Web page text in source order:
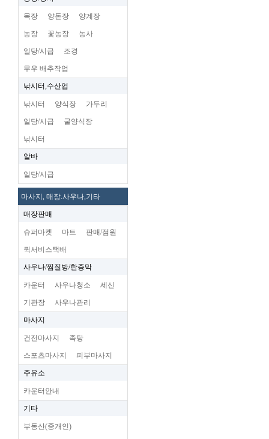
목장 양돈장 양계장
농장 꽃농장 농사
일당/시급 조경
무우 배추작업
낚시터,수산업
낚시터 양식장 가두리
일당/시급 굴양식장
낚시터
알바
일당/시급
마사지, 매장.사우나,기타
매장판매
슈퍼마켓 마트 판매/점원
퀵서비스택배
사우나/찜질방/한증막
카운터 사우나청소 세신
기관장 사우나관리
마사지
건전마사지 족탕
스포츠마사지 피부마사지
주유소
카운터안내
기타
부동산(중개인)